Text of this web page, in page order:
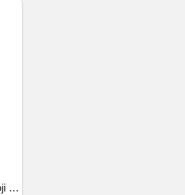
TYT 3D Simülasyon Biyoloji Denemeleri